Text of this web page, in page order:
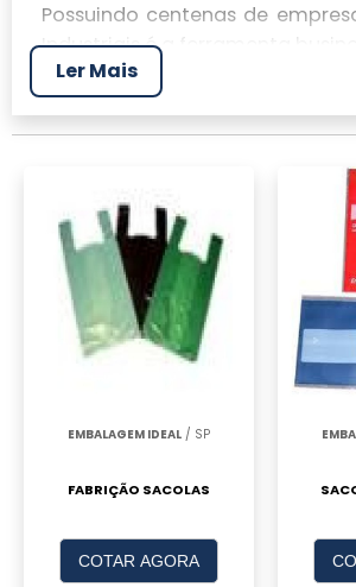
Possuindo centenas de
Industriais é a ferramenta
mais completo da área
realizar um orçamento de
adesivado para alimentos,
Ler Mais
EMBALAGEM IDEAL / SP
FABRIÇÃO SACOLAS
COTAR AGORA